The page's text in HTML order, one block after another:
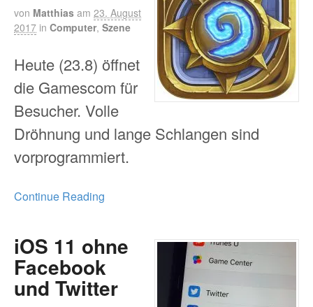
von Matthias am 23. August
2017 in Computer, Szene
Heute (23.8) öffnet
die Gamescom für
Besucher. Volle
Dröhnung und lange Schlangen sind
vorprogrammiert.
Continue Reading
iOS 11 ohne
Facebook
und Twitter